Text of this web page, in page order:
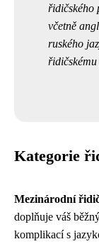
řidičského
včetně
ruského
Kategorie
Mezinárodní
doplňuje váš
komplikací s